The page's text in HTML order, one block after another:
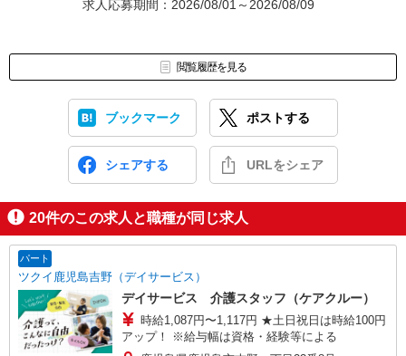
求人応募期間：2026/08/01～2026/08/09
閲覧履歴を見る
ブックマーク ポストする
シェアする URLをシェア
20件のこの求人と職種が同じ求人
パート
ツクイ鹿児島吉野（デイサービス）
デイサービス 介護スタッフ（ケアクルー）
時給1,087円〜1,117円 ★土日祝日は時給100円
アップ！ ※給与幅は資格・経験等による